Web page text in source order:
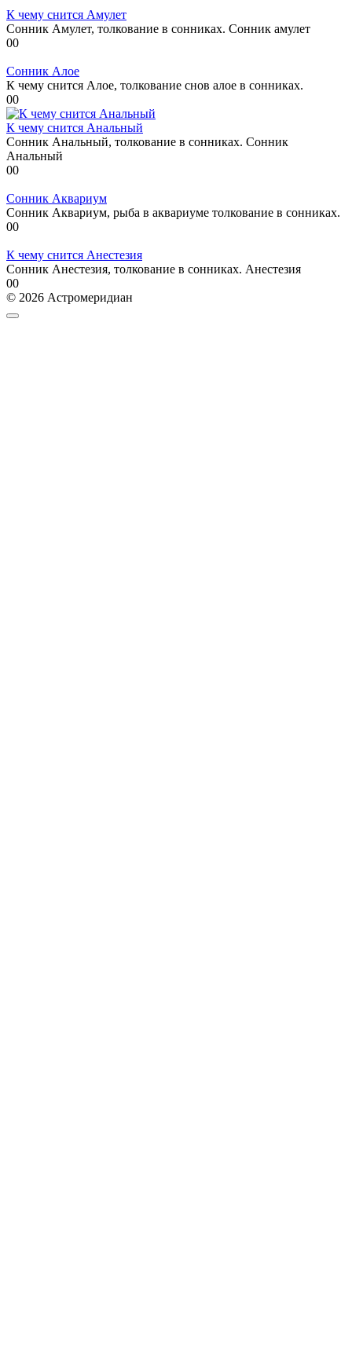
К чему снится Амулет
Сонник Амулет, толкование в сонниках. Сонник амулет
00
Сонник Алое
К чему снится Алое, толкование снов алое в сонниках.
00
К чему снится Анальный
Сонник Анальный, толкование в сонниках. Сонник
Анальный
00
Сонник Аквариум
Сонник Аквариум, рыба в аквариуме толкование в сонниках.
00
К чему снится Анестезия
Сонник Анестезия, толкование в сонниках. Анестезия
00
© 2026 Астромеридиан